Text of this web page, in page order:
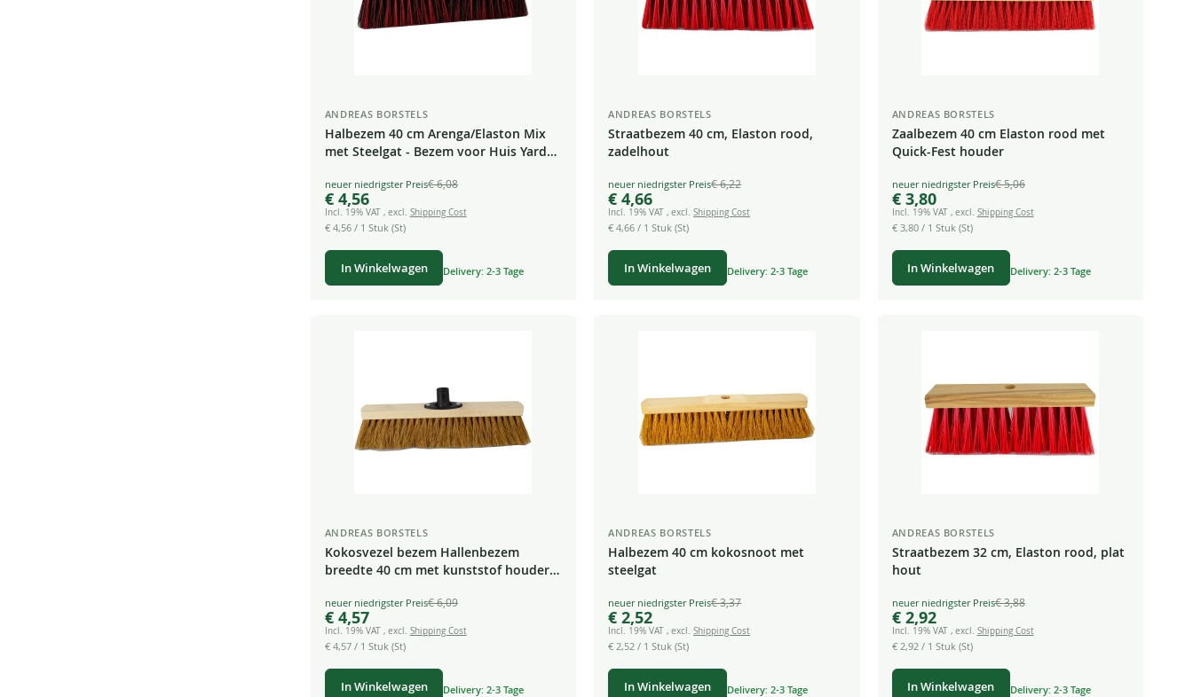
ANDREAS BORSTELS
Halbezem 40 cm Arenga/Elaston Mix
met Steelgat - Bezem voor Huis Yard
Special
Price
€ 4,56
€ 6,08
Incl. 19% VAT , excl. Shipping Cost
€ 4,56/ 1 Stuk (St)
In Winkelwagen Delivery: 2-3 Tage
ANDREAS BORSTELS
Straatbezem 40 cm, Elaston rood,
zadelhout
Special
Price
€ 4,66
€ 6,22
Incl. 19% VAT,excl.Shipping Cost
€ 4,66 / 1 Stuk (St)
In Winkelwagen Delivery: 2-3 Tage
ANDREAS BORSTELS
Zaalbezem 40 cm Elaston rood met
Quick-Fest houder
Special
Price
€ 3,80
€ 5,06
Incl. 19% VAT , excl. Shipping Cost
€ 3,80/ 1 Stuk (St)
In Winkelwagen Delivery: 2-3 Tage
ANDREAS BORSTELS
Kokosvezel bezem Hallenbezem
breedte 40 cm met kunststof houder
Special
Price
€ 4,57
€ 6,09
Incl. 19% VAT , excl. Shipping Cost
€ 4,57/ 1 Stuk (St)
In Winkelwagen Delivery: 2-3 Tage
ANDREAS BORSTELS
Halbezem 40 cm kokosnoot met
steelgat
Special
Price
€ 2,52
€ 3,37
Incl. 19% VAT,excl.Shipping Cost
€ 2,52 / 1 Stuk (St)
In Winkelwagen Delivery: 2-3 Tage
ANDREAS BORSTELS
Straatbezem 32 cm, Elaston rood, plat
hout
Special
Price
€ 2,92
€ 3,88
Incl. 19% VAT , excl. Shipping Cost
€ 2,92/ 1 Stuk (St)
In Winkelwagen Delivery: 2-3 Tage